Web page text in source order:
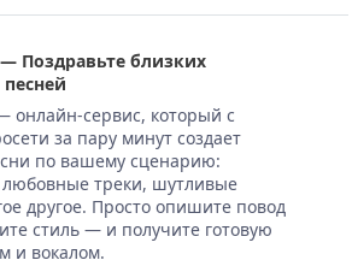
Поздравьте близких
сервис, который с
за пару минут создает
по вашему сценарию:
любовные треки, шутливые
другое. Просто опишите повод
стиль — и получите готовую
и вокалом.